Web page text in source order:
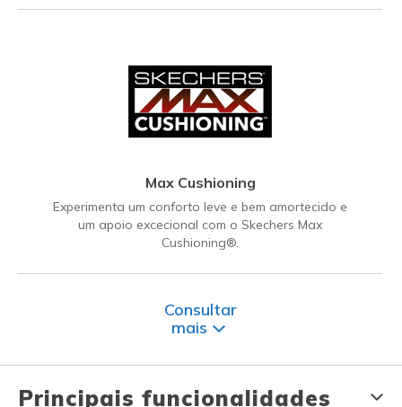
Max Cushioning
Experimenta um conforto leve e bem amortecido e
um apoio excecional com o Skechers Max
Cushioning®.
Consultar
mais
Principais funcionalidades